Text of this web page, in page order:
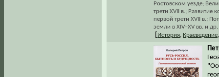
Ростовском уезде;
трети XVII в.; Развитие
первой трети XVII в.;
земли в XIV–XV вв. и др.
История, Краеведение